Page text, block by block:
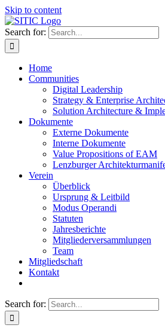
Skip to content
Search for:
Home
Communities
Digital Leadership
Strategy & Enterprise
Solution Architecture &
Dokumente
Externe Dokumente
Interne Dokumente
Value Propositions of EAM
Lenzburger
Verein
Überblick
Ursprung & Leitbild
Modus Operandi
Statuten
Jahresberichte
Mitgliederversammlungen
Team
Mitgliedschaft
Kontakt
Search for: